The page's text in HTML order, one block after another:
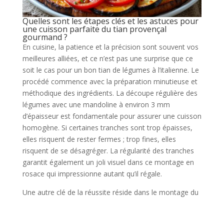
Quelles sont les étapes clés et les astuces pour
une cuisson parfaite du tian provençal
gourmand ?
En cuisine, la patience et la précision sont souvent vos
meilleures alliées, et ce n’est pas une surprise que ce
soit le cas pour un bon tian de légumes à l’italienne. Le
procédé commence avec la préparation minutieuse et
méthodique des ingrédients. La découpe régulière des
légumes avec une mandoline à environ 3 mm
d’épaisseur est fondamentale pour assurer une cuisson
homogène. Si certaines tranches sont trop épaisses,
elles risquent de rester fermes ; trop fines, elles
risquent de se désagréger. La régularité des tranches
garantit également un joli visuel dans ce montage en
rosace qui impressionne autant qu’il régale.
Une autre clé de la réussite réside dans le montage du